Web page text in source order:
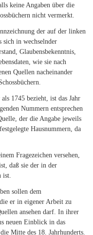
keine Angaben über die
nicht vermerkt.
der auf der linken
sich in wechselnder
Glaubensbekenntnis,
wie sie nach
Quellen nacheinander
1745 bezieht, ist das Jahr
Nummern entsprechen
der die Angabe jeweils
Hausnummern, da
Fragezeichen versehen,
daß sie der in der
ist.
sollen dem
er in eigener Arbeit zu
ansehen darf. In ihrer
neuen Einblick in das
Mitte des 18. Jahrhunderts.